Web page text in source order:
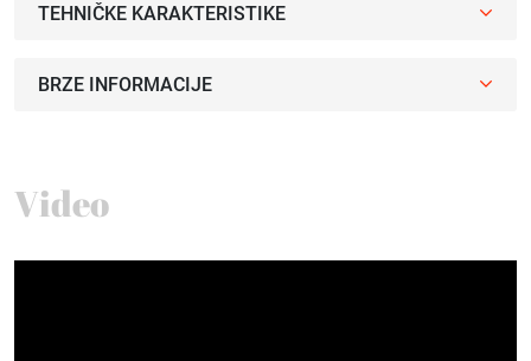
TEHNIČKE KARAKTERISTIKE
BRZE INFORMACIJE
Video